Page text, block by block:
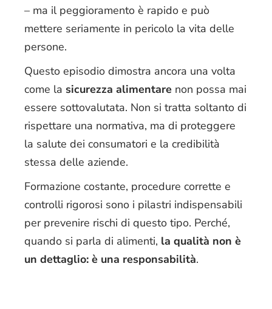
– ma il peggioramento è rapido e può
mettere seriamente in pericolo la vita delle
persone.
Questo episodio dimostra ancora una volta
come la sicurezza alimentare non possa mai
essere sottovalutata. Non si tratta soltanto di
rispettare una normativa, ma di proteggere
la salute dei consumatori e la credibilità
stessa delle aziende.
Formazione costante, procedure corrette e
controlli rigorosi sono i pilastri indispensabili
per prevenire rischi di questo tipo. Perché,
quando si parla di alimenti, la qualità non è
un dettaglio: è una responsabilità.